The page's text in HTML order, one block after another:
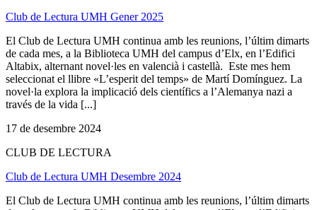
Club de Lectura UMH Gener 2025
El Club de Lectura UMH continua amb les reunions, l’últim dimarts
de cada mes, a la Biblioteca UMH del campus d’Elx, en l’Edifici
Altabix, alternant novel·les en valencià i castellà. Este mes hem
seleccionat el llibre «L’esperit del temps» de Martí Domínguez. La
novel·la explora la implicació dels científics a l’Alemanya nazi a
través de la vida [...]
17 de desembre 2024
CLUB DE LECTURA
Club de Lectura UMH Desembre 2024
El Club de Lectura UMH continua amb les reunions, l’últim dimarts